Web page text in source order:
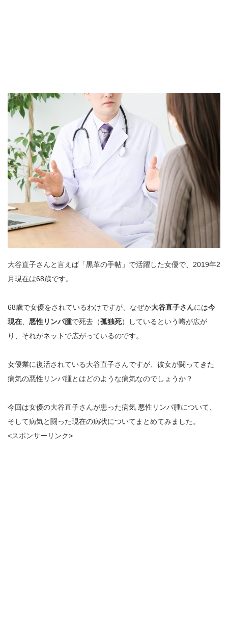
大谷直子さんと言えば「黒革の手帖」で活躍した女優で、2019年2
月現在は68歳です。
68歳で女優をされているわけですが、なぜか大谷直子さんには今
現在
悪性リンパ腫で死去（孤独死）しているという噂が広が
り、それがネットで広がっているのです。
女優業に復活されている大谷直子さんですが、彼女が闘ってきた
病気の悪性リンパ腫とはどのような病気なのでしょうか？
今回は女優の大谷直子さんが患った病気 悪性リンパ腫について、
そして病気と闘った現在の病状についてまとめてみました。
<スポンサーリンク>